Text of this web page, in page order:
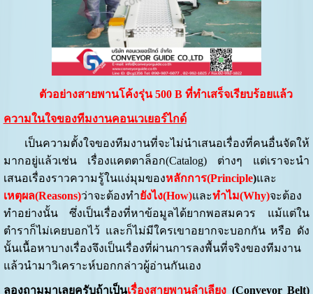
ตัวอย่างสายพานโค้งรุ่น 500B ที่ทำเสร็จเรียบร้อยแล้ว
ความในใจของทีมงานคอนเวเยอร์ไกด์
เป็นความตั้งใจของทีมงานที่จะไม่นำเสนอเรื่องที่คนอื่นจัดให้
มากอยู่แล้วเช่น เรื่องแคตตาล็อก(Catalog) ต่างๆ แต่เราจะนำ
เสนอเรื่องราวความรู้ในแง่มุมของหลักการ(Principle)และ
เหตุผล(Reasons)ว่าจะต้องทำยังไง(How)และทำไม(Why)จะต้อง
ทำอย่างนั้น ซึ่งเป็นเรื่องที่หาข้อมูลได้ยากพอสมควร แม้แต่ใน
ตำราก็ไม่เคยบอกไว้ และก็ไม่มีใครเขาอยากจะบอกกัน หรือ ดัง
นั้นเนื้อหาบางเรื่องจึงเป็นเรื่องที่ผ่านการลงพื้นที่จริงของทีมงาน
แล้วนำมาวิเคราะห์บอกกล่าวผู้อ่านกันเอง
ลองถามมาเลยครับถ้าเป็นเรื่องสายพานลำเลียง (Conveyor Belt)